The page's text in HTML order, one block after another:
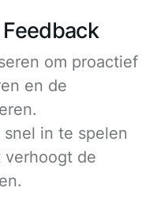
om proactief
en de
in te spelen
verhoogt de